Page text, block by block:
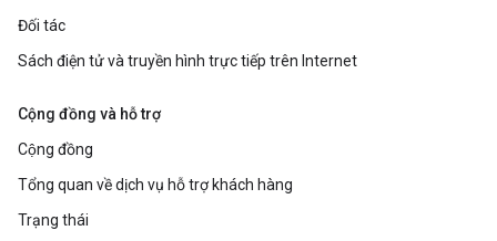
Đối tác
Sách điện tử và truyền hình trực tiếp trên Internet
Cộng đồng và hỗ trợ
Cộng đồng
Tổng quan về dịch vụ hỗ trợ khách hàng
Trạng thái